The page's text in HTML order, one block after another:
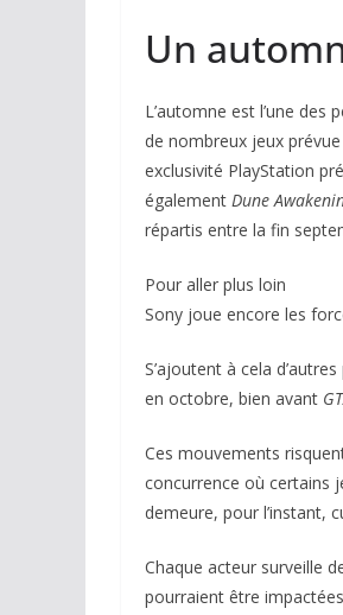
Un
L’automne est l’une
de nombreux jeux
exclusivité PlayStation
également Dune
répartis entre la fin
Pour aller plus loin
Sony joue encore les
S’ajoutent à cela
en octobre, bien avant
Ces mouvements
concurrence où certains
demeure, pour l’instant,
Chaque acteur surveille
pourraient être